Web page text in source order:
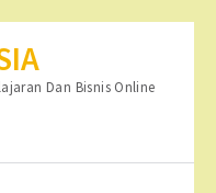
Dan Bisnis Online